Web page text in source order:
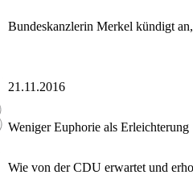
Bundeskanzlerin Merkel kündigt
21.11.2016
Weniger Euphorie als Erleichterung
Wie von der CDU erwartet und